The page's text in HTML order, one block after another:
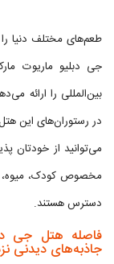
جی دبلیو ماریوت
بین‌المللی را ارائه
در رستوران‌های این
می‌توانید از خودتان
مخصوص کودک، میوه،
دسترس هستند.
فاصله هتل جی
جاذبه‌های دیدنی